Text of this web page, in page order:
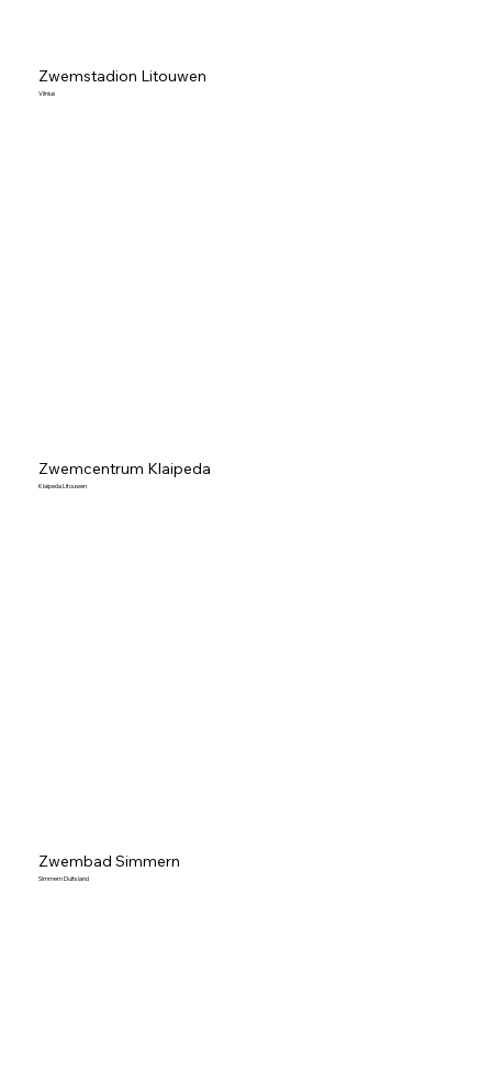
Zwemstadion Litouwen
Vilnius
Zwemcentrum Klaipeda
Klaipeda Litouwen
Zwembad Simmern
Simmern Duitsland